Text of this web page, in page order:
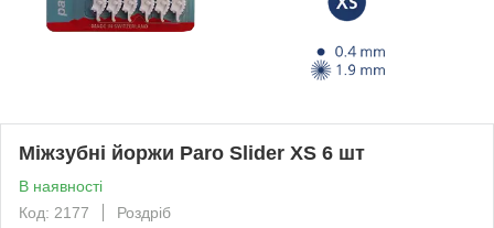
Міжзубні йоржи Paro Slider XS 6 шт
В наявності
Код: 2177
Роздріб